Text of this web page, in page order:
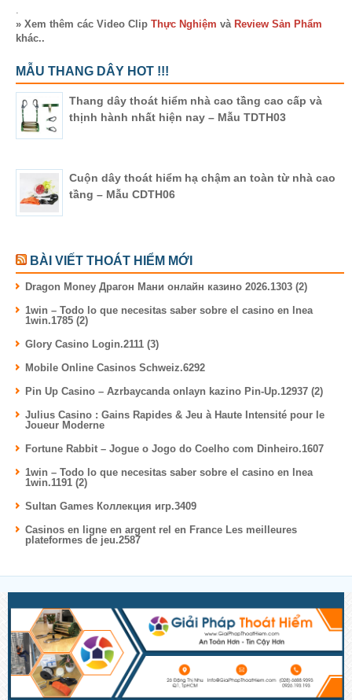
.
» Xem thêm các Video Clip Thực Nghiệm và Review Sản Phẩm
khác..
MẪU THANG DÂY HOT !!!
Thang dây thoát hiểm nhà cao tầng cao cấp và
thịnh hành nhất hiện nay – Mẫu TDTH03
Cuộn dây thoát hiểm hạ chậm an toàn từ nhà cao
tầng – Mẫu CDTH06
BÀI VIẾT THOÁT HIỂM MỚI
Dragon Money Драгон Мани онлайн казино 2026.1303 (2)
1win – Todo lo que necesitas saber sobre el casino en lnea
1win.1785 (2)
Glory Casino Login.2111 (3)
Mobile Online Casinos Schweiz.6292
Pin Up Casino – Azrbaycanda onlayn kazino Pin-Up.12937 (2)
Julius Casino : Gains Rapides & Jeu à Haute Intensité pour le
Joueur Moderne
Fortune Rabbit – Jogue o Jogo do Coelho com Dinheiro.1607
1win – Todo lo que necesitas saber sobre el casino en lnea
1win.1191 (2)
Sultan Games Коллекция игр.3409
Casinos en ligne en argent rel en France Les meilleures
plateformes de jeu.2587